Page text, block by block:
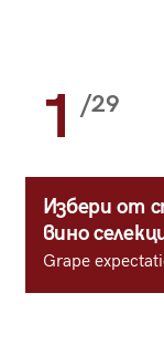
1 /29
Избери от
вино
Grape